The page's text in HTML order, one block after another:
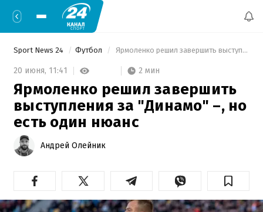
Sport News 24 Футбол Ярмоленко решил завершить выступления за "Динамо" –, но есть один нюанс
20 июня, 11:41 2 мин
Ярмоленко решил завершить
выступления за "Динамо" –, но
есть один нюанс
Андрей Олейник